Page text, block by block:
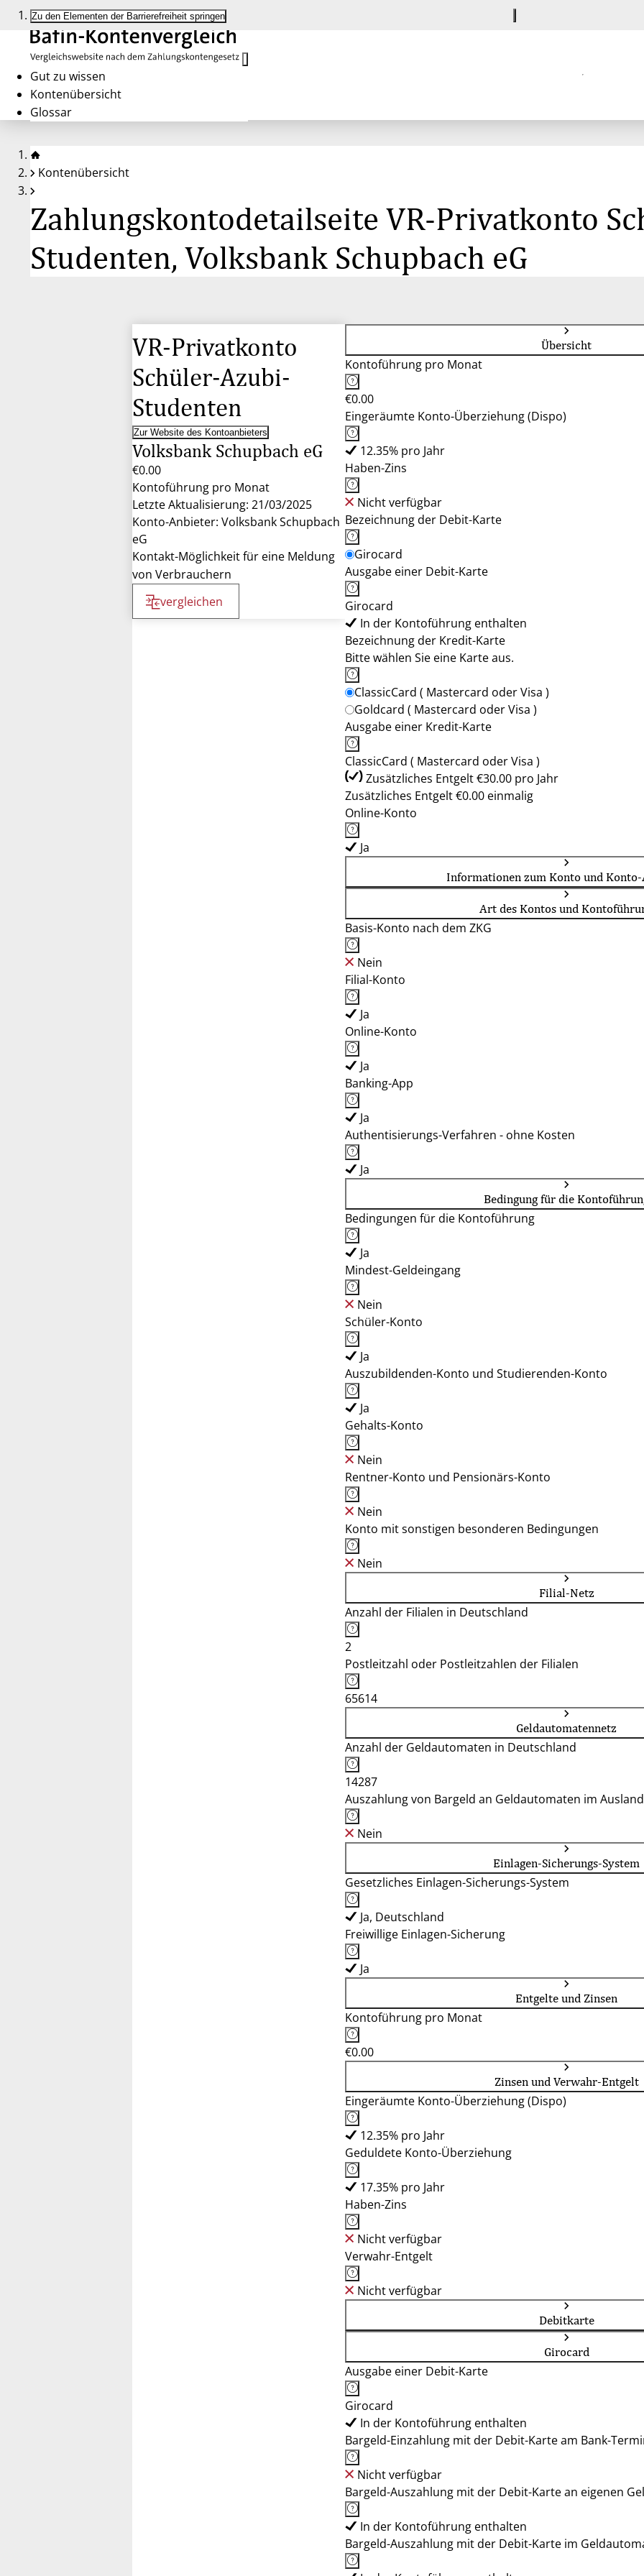
Zu den Elementen der Barrierefreiheit springen
Gut zu wissen
Kontenübersicht
Glossar
Kontenübersicht
Zahlungskontodetailseite VR-Privatkonto
Studenten, Volksbank Schupbach eG
VR-Privatkonto
Schüler-Azubi-
Studenten
Zur Website des Kontoanbieters
Volksbank Schupbach eG
€0.00
Kontoführung pro Monat
Letzte Aktualisierung: 21/03/2025
Konto-Anbieter: Volksbank Schupbach
eG
Kontakt-Möglichkeit für eine Meldung
von Verbrauchern
vergleichen
Übersicht
Kontoführung pro Monat
€0.00
Eingeräumte Konto-Überziehung (Dispo)
12.35% pro Jahr
Haben-Zins
Nicht verfügbar
Bezeichnung der Debit-Karte
Girocard
Ausgabe einer Debit-Karte
Girocard
In der Kontoführung enthalten
Bezeichnung der Kredit-Karte
Bitte wählen Sie eine Karte aus.
ClassicCard ( Mastercard oder Visa )
Goldcard ( Mastercard oder Visa )
Ausgabe einer Kredit-Karte
ClassicCard ( Mastercard oder Visa )
Zusätzliches Entgelt €30.00 pro Jahr
Zusätzliches Entgelt €0.00 einmalig
Online-Konto
Ja
Informationen zum Konto und
Art des Kontos und
Basis-Konto nach dem ZKG
Nein
Filial-Konto
Ja
Online-Konto
Ja
Banking-App
Ja
Authentisierungs-Verfahren - ohne Kosten
Ja
Bedingung für die
Bedingungen für die Kontoführung
Ja
Mindest-Geldeingang
Nein
Schüler-Konto
Ja
Auszubildenden-Konto und Studierenden-Konto
Ja
Gehalts-Konto
Nein
Rentner-Konto und Pensionärs-Konto
Nein
Konto mit sonstigen besonderen Bedingungen
Nein
Filial-Netz
Anzahl der Filialen in Deutschland
2
Postleitzahl oder Postleitzahlen der Filialen
65614
Geldautomatennetz
Anzahl der Geldautomaten in Deutschland
14287
Auszahlung von Bargeld an Geldautomaten im
Nein
Einlagen-Sicherungs-System
Gesetzliches Einlagen-Sicherungs-System
Ja, Deutschland
Freiwillige Einlagen-Sicherung
Ja
Entgelte und Zinsen
Kontoführung pro Monat
€0.00
Zinsen und Verwahr-Entgelt
Eingeräumte Konto-Überziehung (Dispo)
12.35% pro Jahr
Geduldete Konto-Überziehung
17.35% pro Jahr
Haben-Zins
Nicht verfügbar
Verwahr-Entgelt
Nicht verfügbar
Debitkarte
Girocard
Ausgabe einer Debit-Karte
Girocard
In der Kontoführung enthalten
Bargeld-Einzahlung mit der Debit-Karte am Bank-
Nicht verfügbar
Bargeld-Auszahlung mit der Debit-Karte an eigenen
In der Kontoführung enthalten
Bargeld-Auszahlung mit der Debit-Karte im